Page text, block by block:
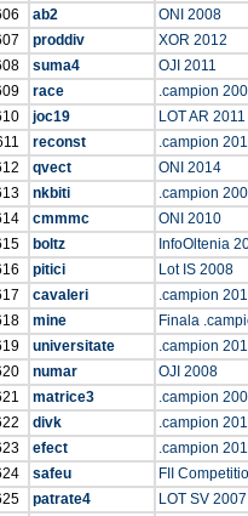
ab2
ONI 2008
proddiv
XOR 2012
suma4
OJI 2011
race
.campion
joc19
LOT AR 2011
reconst
.campion
qvect
ONI 2014
nkbiti
.campion
cmmmc
ONI 2010
boltz
InfoOltenia
pitici
Lot IS 2008
cavaleri
.campion
mine
Finala
universitate
.campion
numar
OJI 2008
matrice3
.campion
divk
.campion
efect
.campion
safeu
FII
patrate4 LOT SV 2007